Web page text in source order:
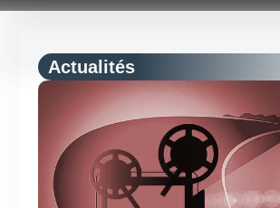
Actualités